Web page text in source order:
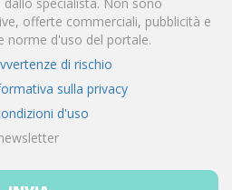
offerte commerciali, pubblicità e
norme d'uso del portale.
di rischio
sulla privacy
d'uso